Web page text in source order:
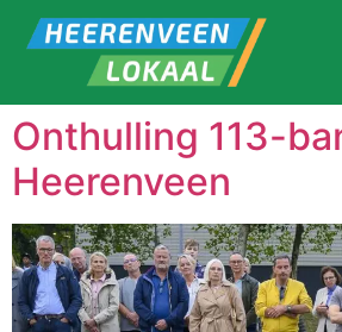
Onthulling 113-
Heerenveen